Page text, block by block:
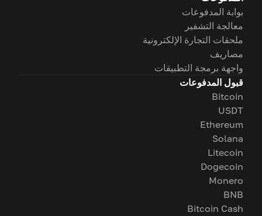
بوابة المدفوعات
معالجة التشفير
ملحقات التجارة الإلكترونية
مصاريف
واجهة برمجة التطبيقات
قبول المدفوعات
Bitcoin
USDT
Ethereum
Solana
Litecoin
Dogecoin
Monero
BNB
Bitcoin Cash